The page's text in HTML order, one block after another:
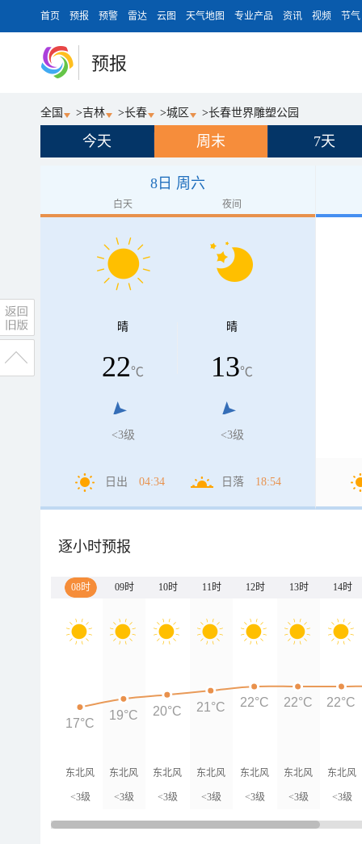
首页 预报 预警 雷达 云图 天气地图 专业产品 资讯 视频 节气
预报
全国 >吉林 >长春 >城区 >长春世界雕塑公园
今天 周末 7天
8日 周六
白天 夜间
晴
22℃
<3级
晴
13℃
<3级
日出 04:34 日落 18:54
逐小时预报
08时 09时 10时 11时 12时 13时 14时
东北风
<3级
东北风
<3级
东北风
<3级
东北风
<3级
东北风
<3级
东北风
<3级
东北风
<3级
17°C
19°C 20°C 21°C 22°C 22°C 22°C